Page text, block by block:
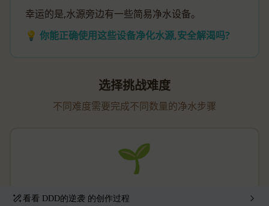
看看 DDD的逆袭 的创作过程